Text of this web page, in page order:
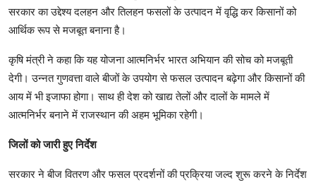
सरकार का उद्देश्य दलहन और तिलहन फसलों के उत्पादन में वृद्धि कर किसानों को
आर्थिक रूप से मजबूत बनाना है।
कृषि मंत्री ने कहा कि यह योजना आत्मनिर्भर भारत अभियान की सोच को मजबूती
देगी। उन्नत गुणवत्ता वाले बीजों के उपयोग से फसल उत्पादन बढ़ेगा और किसानों की
आय में भी इजाफा होगा। साथ ही देश को खाद्य तेलों और दालों के मामले में
आत्मनिर्भर बनाने में राजस्थान की अहम भूमिका रहेगी।
जिलों को जारी हुए निर्देश
सरकार ने बीज वितरण और फसल प्रदर्शनों की प्रक्रिया जल्द शुरू करने के निर्देश